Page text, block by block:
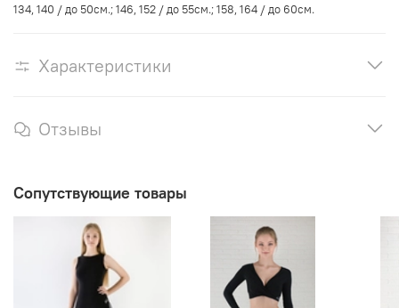
134, 140 / до 50см.; 146, 152 / до 55см.; 158, 164 / до 60см.
Характеристики
Отзывы
Сопутствующие товары